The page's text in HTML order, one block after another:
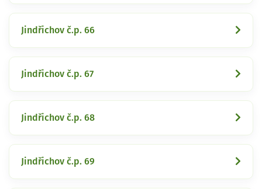
Jindřichov č.p. 66
Jindřichov č.p. 67
Jindřichov č.p. 68
Jindřichov č.p. 69